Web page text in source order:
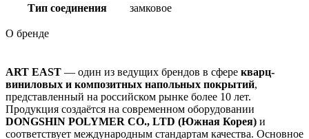
Тип соединения замковое
О бренде
ART EAST — один из ведущих брендов в сфере кварц-
виниловых и композитных напольных покрытий,
представленный на российском рынке более 10 лет.
Продукция создаётся на современном оборудовании
DONGSHIN POLYMER CO., LTD (Южная Корея) и
соответствует международным стандартам качества. Основное